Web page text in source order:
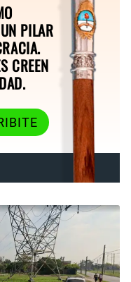
PILAR
CREEN